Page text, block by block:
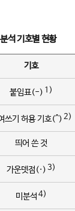
석 기호별 현황
기호
붙임표(-) 1)
쓰기 허용 기호(^) 2)
띄어 쓴 것
가운뎃점(·) 3)
미분석 4)